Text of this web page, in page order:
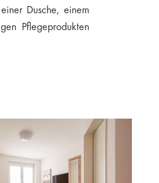
Dusche, einem
Pflegeprodukten